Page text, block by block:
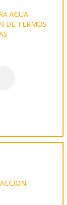
AGUA
DE TERMOS